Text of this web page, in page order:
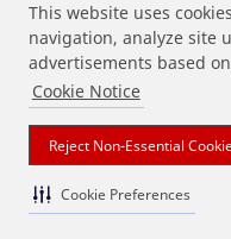
This website uses
navigation, analyze site
advertisements based
Cookie Notice
Reject Non-Essential
Cookie Preferences
Các nhãn hiệu được liệt